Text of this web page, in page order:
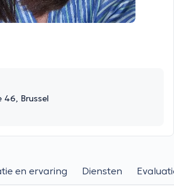
46, Brussel
en ervaring Diensten